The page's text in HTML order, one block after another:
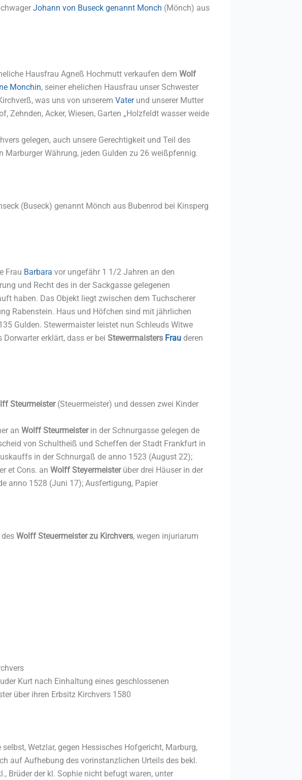
Johann von Buseck genannt Monch (Mönch) aus
Hausfrau Agneß Hochmutt verkaufen dem Wolf
Monchin, seiner ehelichen Hausfrau unser Schwester
was uns von unserem Vaterund unserer Mutter
Zehnden, Acker, Wiesen, Garten „Holzfeldt wasser weide
gelegen, auch unsere Gerechtigkeit und Teil des
Währung, jeden Gulden zu 26 weißpfennig.
(Buseck) genannt Mönch aus Bubenrod bei Kinsperg
Frau Barbara vor ungefähr 1 1/2 Jahren an den
und Recht des in der Sackgasse gelegenen
haben. Das Objekt liegt zwischen dem Tuchscherer
Rabenstein. Haus und Höfchen sind mit jährlichen
Gulden. Stewermaister leistet nun Schleuds Witwe
Dorwarter erklärt, dass er bei Stewermaisters Frau deren
Steurmeister(Steuermeister) und dessen zwei Kinder
an Wolff Steurmeisterin der Schnurgasse gelegen de
von Schultheiß und Scheffen der Stadt Frankfurt in
in der Schnurgaß de anno 1523 (August 22);
et Cons. an Wolff Steyermeisterüber drei Häuser in der
anno 1528 (Juni 17); Ausfertigung, Papier
Wolff Steuermeister zu Kirchvers, wegen injuriarum
Kurt nach Einhaltung eines geschlossenen
über ihren Erbsitz Kirchvers 1580
Wetzlar, gegen Hessisches Hofgericht, Marburg,
auf Aufhebung des vorinstanzlichen Urteils des bekl.
Brüder der kl. Sophie nicht befugt waren, unter